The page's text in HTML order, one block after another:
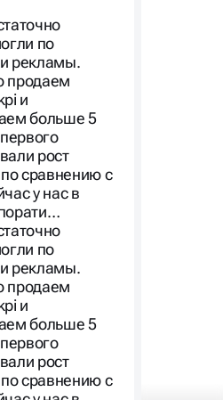
по
рекламы.
продаем
и
больше 5
рост
сравнению с
у нас в
по
рекламы.
продаем
и
больше 5
рост
сравнению с